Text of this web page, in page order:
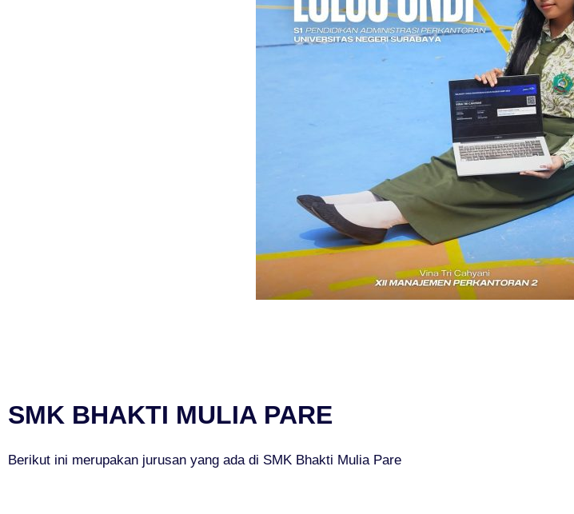
SMK BHAKTI MULIA PARE
Berikut ini merupakan jurusan yang ada di SMK Bhakti Mulia Pare